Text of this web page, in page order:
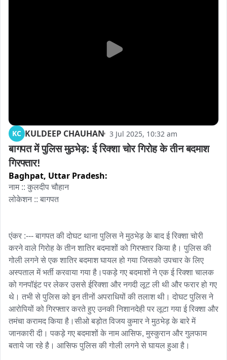
KC KULDEEP CHAUHAN 3 Jul 2025, 10:32 am
बागपत में पुलिस मुठभेड़: ई रिक्शा चोर गिरोह के तीन बदमाश
गिरफ्तार!
Baghpat, Uttar Pradesh:
नाम :: कुलदीप चौहान
लोकेशन :: बागपत
एंकर :--- बागपत की दोघट थाना पुलिस ने मुठभेड़ के बाद ई रिक्शा चोरी
करने वाले गिरोह के तीन शातिर बदमाशों को गिरफ्तार किया है। पुलिस की
गोली लगने से एक शातिर बदमाश घायल हो गया जिसको उपचार के लिए
अस्पताल में भर्ती करवाया गया है।पकड़े गए बदमाशों ने एक ई रिक्शा चालक
को गनपॉइंट पर लेकर उससे ईरिक्शा और नगदी लूट ली थी और फरार हो गए
थे। तभी से पुलिस को इन तीनों अपराधियों की तलाश थी। दोघट पुलिस ने
आरोपियों को गिरफ्तार करते हुए उनकी निशानदेही पर लूटा गया ई रिक्शा और
तमंचा करामद किया है।सीओ बड़ोत विजय कुमार ने मुठभेड़ के बारे में
जानकारी दी। पकड़े गए बदमाशों के नाम आसिफ, मुस्कुरान और गुलफाम
बताये जा रहे है। आसिफ पुलिस की गोली लगने से घायल हुआ है।